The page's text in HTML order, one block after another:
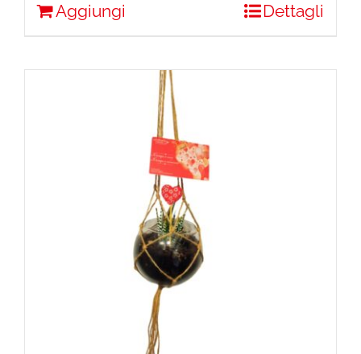
Aggiungi Dettagli